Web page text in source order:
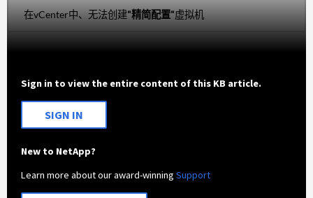
在vCenter中、无法创建"精简配置"虚拟机
Sign in to view the entire content of this KB article.
SIGN IN
New to NetApp?
Learn more about our award-winningSupport